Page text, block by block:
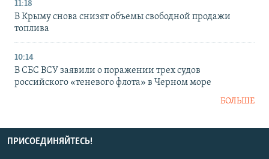
11:18
В Крыму снова снизят объемы свободной продажи
топлива
10:14
В СБС ВСУ заявили о поражении трех судов
российского «теневого флота» в Черном море
БОЛЬШЕ
ПРИСОЕДИНЯЙТЕСЬ!